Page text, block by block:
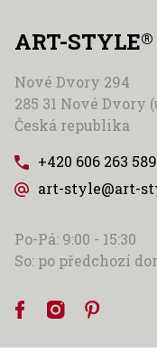
ART-STYLE®
Nové Dvory 294
285 31 Nové Dvory
Česká republika
+420 606 263 589
art-style@art-
Po-Pá: 9:00 - 15:30
So: po předchozí